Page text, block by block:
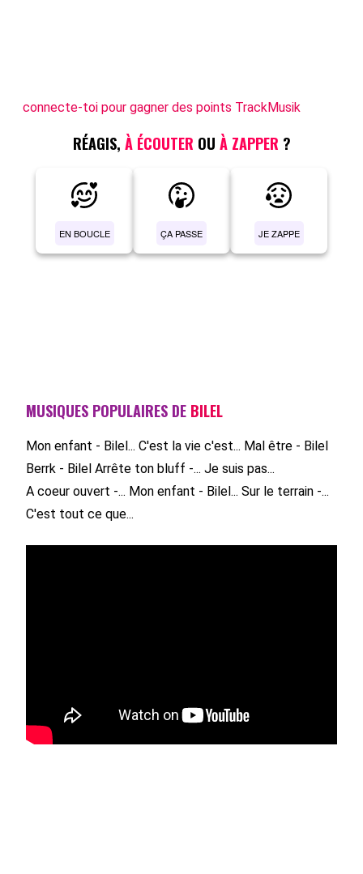
connecte-toi pour gagner des points TrackMusik
RÉAGIS, À ÉCOUTER OU À ZAPPER ?
EN BOUCLE ÇA PASSE JE ZAPPE
MUSIQUES POPULAIRES DE BILEL
Mon enfant - Bilel... C'est la vie c'est... Mal être - Bilel
Berrk - Bilel Arrête ton bluff -... Je suis pas...
A coeur ouvert -... Mon enfant - Bilel... Sur le terrain -...
C'est tout ce que...